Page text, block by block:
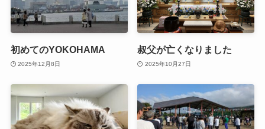
初めてのYOKOHAMA
2025年12月8日
叔父が亡くなりました
2025年10月27日